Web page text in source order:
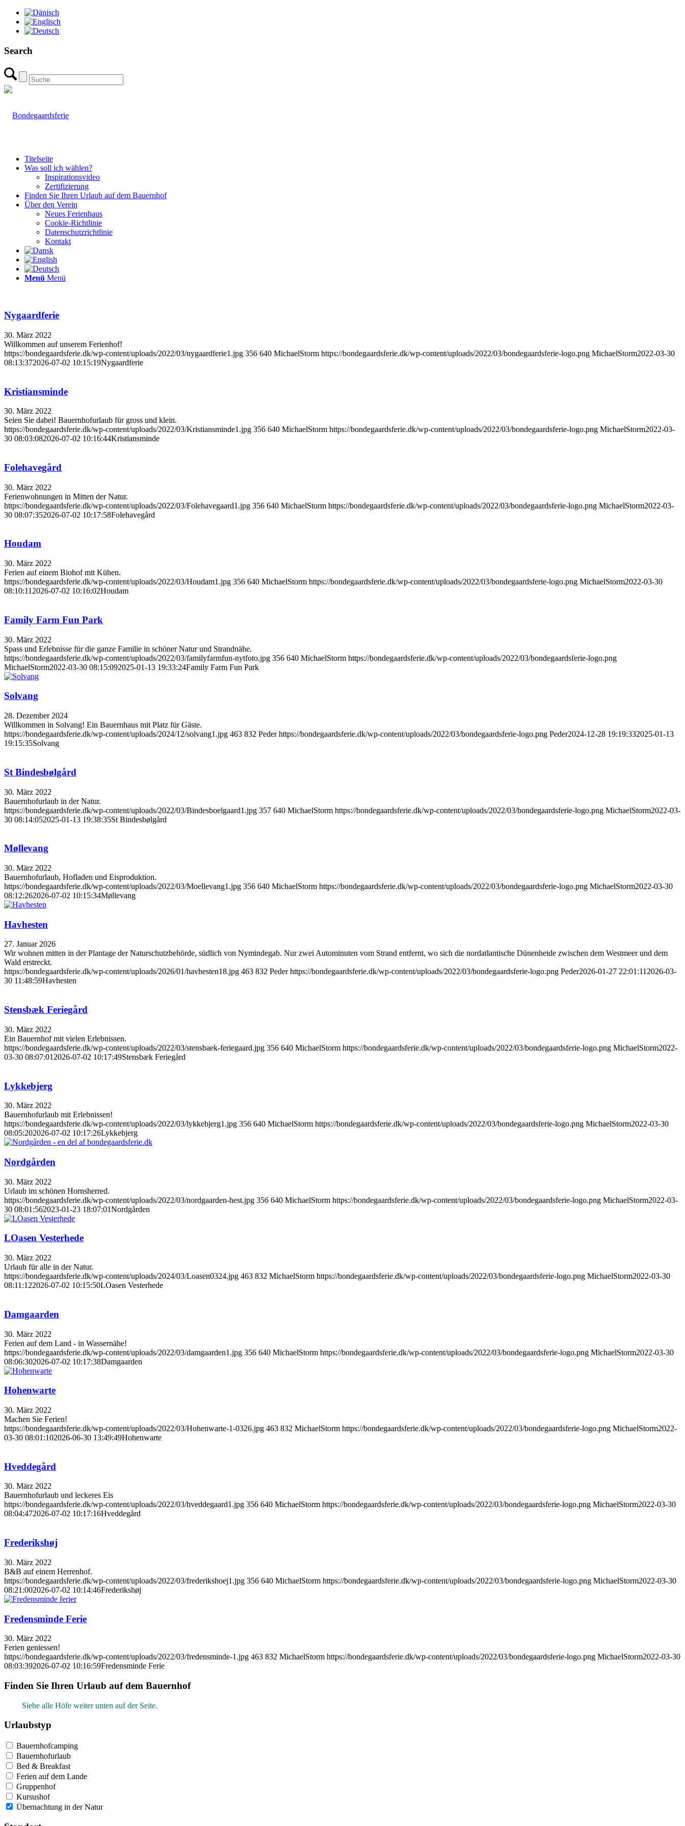
Search
Titelseite
Was soll ich wählen?
Inspirationsvideo
Zertifizierung
Finden Sie Ihren Urlaub auf dem Bauernhof
Über den Verein
Neues Ferienhaus
Cookie-Richtlinie
Datenschutzrichtlinie
Kontakt
Menü Menü
Nygaardferie
30. März 2022
Willkommen auf unserem Ferienhof!
https://bondegaardsferie.dk/wp-content/uploads/2022/03/nygaardferie1.jpg 356 640 MichaelStorm https://bondegaardsferie.dk/wp-content/uploads/2022/03/bondegaardsferie-logo.png MichaelStorm2022-03-30
08:13:372026-07-02 10:15:19Nygaardferie
Kristiansminde
30. März 2022
Seien Sie dabei! Bauernhofurlaub für gross und klein.
https://bondegaardsferie.dk/wp-content/uploads/2022/03/Kristiansminde1.jpg 356 640 MichaelStorm https://bondegaardsferie.dk/wp-content/uploads/2022/03/bondegaardsferie-logo.png MichaelStorm2022-03-
30 08:03:082026-07-02 10:16:44Kristiansminde
Folehavegård
30. März 2022
Ferienwohnungen in Mitten der Natur.
https://bondegaardsferie.dk/wp-content/uploads/2022/03/Folehavegaard1.jpg 356 640 MichaelStorm https://bondegaardsferie.dk/wp-content/uploads/2022/03/bondegaardsferie-logo.png MichaelStorm2022-03-
30 08:07:352026-07-02 10:17:58Folehavegård
Houdam
30. März 2022
Ferien auf einem Biohof mit Kühen.
https://bondegaardsferie.dk/wp-content/uploads/2022/03/Houdam1.jpg 356 640 MichaelStorm https://bondegaardsferie.dk/wp-content/uploads/2022/03/bondegaardsferie-logo.png MichaelStorm2022-03-30
08:10:11 2026-07-02 10:16:02Houdam
Family Farm Fun Park
30. März 2022
Spass und Erlebnisse für die ganze Familie in schöner Natur und Strandnähe.
https://bondegaardsferie.dk/wp-content/uploads/2022/03/familyfarmfun-nytfoto.jpg 356 640 MichaelStorm https://bondegaardsferie.dk/wp-content/uploads/2022/03/bondegaardsferie-logo.png
MichaelStorm2022-03-30 08:15:092025-01-13 19:33:24Family Farm Fun Park
Solvang
28. Dezember 2024
Willkommen in Solvang! Ein Bauernhaus mit Platz für Gäste.
https://bondegaardsferie.dk/wp-content/uploads/2024/12/solvang1.jpg 463 832 Peder https://bondegaardsferie.dk/wp-content/uploads/2022/03/bondegaardsferie-logo.png Peder2024-12-28 19:19:332025-01-13
19:15:35Solvang
St Bindesbølgård
30. März 2022
Bauernhofurlaub in der Natur.
https://bondegaardsferie.dk/wp-content/uploads/2022/03/Bindesboelgaard1.jpg 357 640 MichaelStorm https://bondegaardsferie.dk/wp-content/uploads/2022/03/bondegaardsferie-logo.png MichaelStorm2022-03-
30 08:14:052025-01-13 19:38:35St Bindesbølgård
Møllevang
30. März 2022
Bauernhofurlaub, Hofladen und Eisproduktion.
https://bondegaardsferie.dk/wp-content/uploads/2022/03/Moellevang1.jpg 356 640 MichaelStorm https://bondegaardsferie.dk/wp-content/uploads/2022/03/bondegaardsferie-logo.png MichaelStorm2022-03-30
08:12:262026-07-02 10:15:34Møllevang
Havhesten
27. Januar 2026
Wir wohnen mitten in der Plantage der Naturschutzbehörde, südlich von Nymindegab. Nur zwei Autominuten vom Strand entfernt, wo sich die nordatlantische Dünenheide zwischen dem Westmeer und dem
Wald erstreckt.
https://bondegaardsferie.dk/wp-content/uploads/2026/01/havhesten18.jpg 463 832 Peder https://bondegaardsferie.dk/wp-content/uploads/2022/03/bondegaardsferie-logo.png Peder2026-01-27 22:01:11 2026-03-
30 11:48:59Havhesten
Stensbæk Feriegård
30. März 2022
Ein Bauernhof mit vielen Erlebnissen.
https://bondegaardsferie.dk/wp-content/uploads/2022/03/stensbaek-feriegaard.jpg 356 640 MichaelStorm https://bondegaardsferie.dk/wp-content/uploads/2022/03/bondegaardsferie-logo.png MichaelStorm2022-
03-30 08:07:01 2026-07-02 10:17:49Stensbæk Feriegård
Lykkebjerg
30. März 2022
Bauernhofurlaub mit Erlebnissen!
https://bondegaardsferie.dk/wp-content/uploads/2022/03/lykkebjerg1.jpg 356 640 MichaelStorm https://bondegaardsferie.dk/wp-content/uploads/2022/03/bondegaardsferie-logo.png MichaelStorm2022-03-30
08:05:202026-07-02 10:17:26Lykkebjerg
Nordgården
30. März 2022
Urlaub im schönen Hornsherred.
https://bondegaardsferie.dk/wp-content/uploads/2022/03/nordgaarden-hest.jpg 356 640 MichaelStorm https://bondegaardsferie.dk/wp-content/uploads/2022/03/bondegaardsferie-logo.png MichaelStorm2022-03-
30 08:01:562023-01-23 18:07:01Nordgården
LOasen Vesterhede
30. März 2022
Urlaub für alle in der Natur.
https://bondegaardsferie.dk/wp-content/uploads/2024/03/Loasen0324.jpg 463 832 MichaelStorm https://bondegaardsferie.dk/wp-content/uploads/2022/03/bondegaardsferie-logo.png MichaelStorm2022-03-30
08:11:122026-07-02 10:15:50LOasen Vesterhede
Damgaarden
30. März 2022
Ferien auf dem Land - in Wassernähe!
https://bondegaardsferie.dk/wp-content/uploads/2022/03/damgaarden1.jpg 356 640 MichaelStorm https://bondegaardsferie.dk/wp-content/uploads/2022/03/bondegaardsferie-logo.png MichaelStorm2022-03-30
08:06:302026-07-02 10:17:38Damgaarden
Hohenwarte
30. März 2022
Machen Sie Ferien!
https://bondegaardsferie.dk/wp-content/uploads/2022/03/Hohenwarte-1-0326.jpg 463 832 MichaelStorm https://bondegaardsferie.dk/wp-content/uploads/2022/03/bondegaardsferie-logo.png MichaelStorm2022-
03-30 08:01:102026-06-30 13:49:49Hohenwarte
Hveddegård
30. März 2022
Bauernhofurlaub und leckeres Eis
https://bondegaardsferie.dk/wp-content/uploads/2022/03/hveddegaard1.jpg 356 640 MichaelStorm https://bondegaardsferie.dk/wp-content/uploads/2022/03/bondegaardsferie-logo.png MichaelStorm2022-03-30
08:04:472026-07-02 10:17:16Hveddegård
Frederikshøj
30. März 2022
B&B auf einem Herrenhof.
https://bondegaardsferie.dk/wp-content/uploads/2022/03/frederikshoej1.jpg 356 640 MichaelStorm https://bondegaardsferie.dk/wp-content/uploads/2022/03/bondegaardsferie-logo.png MichaelStorm2022-03-30
08:21:002026-07-02 10:14:46Frederikshøj
Fredensminde Ferie
30. März 2022
Ferien geniessen!
https://bondegaardsferie.dk/wp-content/uploads/2022/03/fredensminde-1.jpg 463 832 MichaelStorm https://bondegaardsferie.dk/wp-content/uploads/2022/03/bondegaardsferie-logo.png MichaelStorm2022-03-30
08:03:392026-07-02 10:16:59Fredensminde Ferie
Finden Sie Ihren Urlaub auf dem Bauernhof
Siehe alle Höfe weiter unten auf der Seite.
Urlaubstyp
Bauernhofcamping
Bauernhofurlaub
Bed & Breakfast
Ferien auf dem Lande
Gruppenhof
Kursushof
Übernachtung in der Natur